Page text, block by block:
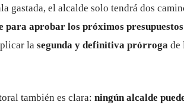
gastada, el alcalde solo tendrá dos
para aprobar los próximos
la segunda y definitiva prórroga de
también es clara: ningún alcalde